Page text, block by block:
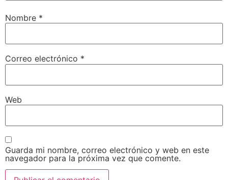
Nombre *
Correo electrónico *
Web
Guarda mi nombre, correo electrónico y web en este
navegador para la próxima vez que comente.